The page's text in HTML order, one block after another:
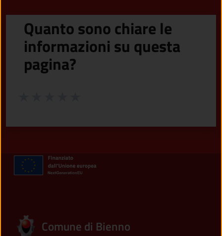
Quanto sono chiare le
informazioni su questa
pagina?
Comune di Bienno